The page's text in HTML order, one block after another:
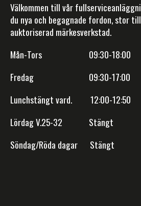
Välkommen till vår
du nya och begagnade fordon, stor
auktoriserad märkesverkstad.
Mån-Tors 09:30-18:00
Fredag 09:30-17:00
Lunchstängt vard. 12:00-12:50
Lördag V.25-32 Stängt
Söndag/Röda dagar Stängt